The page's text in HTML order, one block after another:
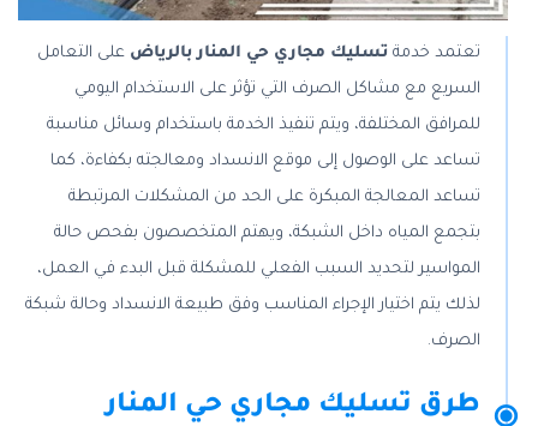
تعتمد خدمة تسليك مجاري حي المنار بالرياض على التعامل
السريع مع مشاكل الصرف التي تؤثر على الاستخدام اليومي
للمرافق المختلفة، ويتم تنفيذ الخدمة باستخدام وسائل مناسبة
تساعد على الوصول إلى موقع الانسداد ومعالجته بكفاءة، كما
تساعد المعالجة المبكرة على الحد من المشكلات المرتبطة
بتجمع المياه داخل الشبكة، ويهتم المتخصصون بفحص حالة
المواسير لتحديد السبب الفعلي للمشكلة قبل البدء في العمل،
لذلك يتم اختيار الإجراء المناسب وفق طبيعة الانسداد وحالة شبكة
الصرف.
طرق تسليك مجاري حي المنار